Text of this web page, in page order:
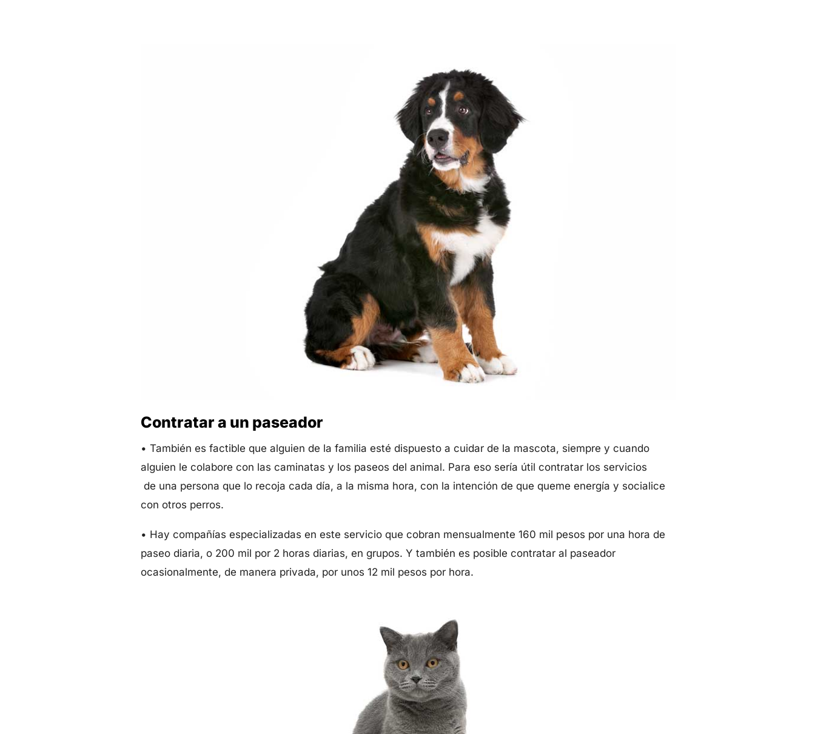
Contratar a un paseador
• También es factible que alguien de la familia esté dispuesto a cuidar de la mascota, siempre y cuando
alguien le colabore con las caminatas y los paseos del animal. Para eso sería útil contratar los servicios
de una persona que lo recoja cada día, a la misma hora, con la intención de que queme energía y socialice
con otros perros.
• Hay compañías especializadas en este servicio que cobran mensualmente 160 mil pesos por una hora de
paseo diaria, o 200 mil por 2 horas diarias, en grupos. Y también es posible contratar al paseador
ocasionalmente, de manera privada, por unos 12 mil pesos por hora.